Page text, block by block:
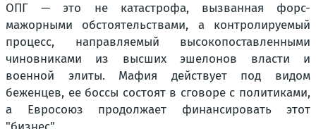
ОПГ — это не катастрофа, вызванная форс-
мажорными обстоятельствами, а контролируемый
процесс, направляемый высокопоставленными
чиновниками из высших эшелонов власти и
военной элиты. Мафия действует под видом
беженцев, ее боссы состоят в сговоре с политиками,
а Евросоюз продолжает финансировать этот